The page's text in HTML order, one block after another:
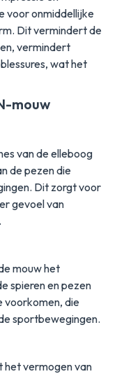
voor onmiddellijke
Dit vermindert de
vermindert
wat het
mouw
van de elleboog
de pezen die
Dit zorgt voor
gevoel van
mouw het
spieren en pezen
voorkomen, die
sportbewegingen.
het vermogen van